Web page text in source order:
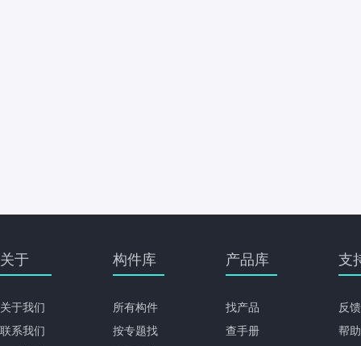
关于
关于我们
联系我们
构件库
所有构件
按专题找
产品库
找产品
查手册
支
反
帮